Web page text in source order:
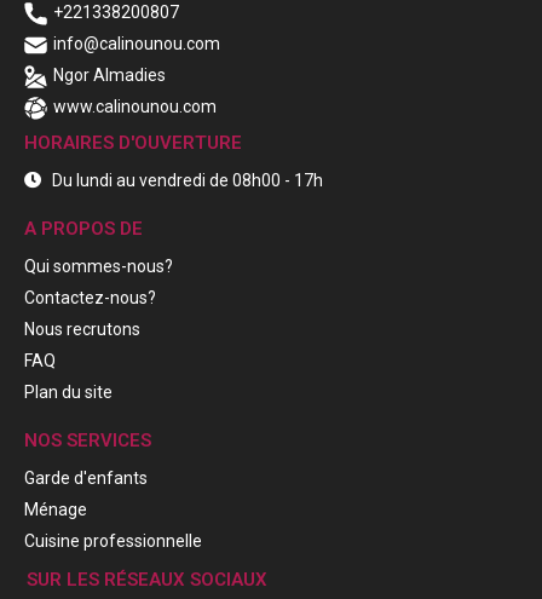
+221338200807
info@calinounou.com
Ngor Almadies
www.calinounou.com
HORAIRES D'OUVERTURE
Du lundi au vendredi de 08h00 - 17h
A PROPOS DE
Qui sommes-nous?
Contactez-nous?
Nous recrutons
FAQ
Plan du site
NOS SERVICES
Garde d'enfants
Ménage
Cuisine professionnelle
SUR LES RÉSEAUX SOCIAUX